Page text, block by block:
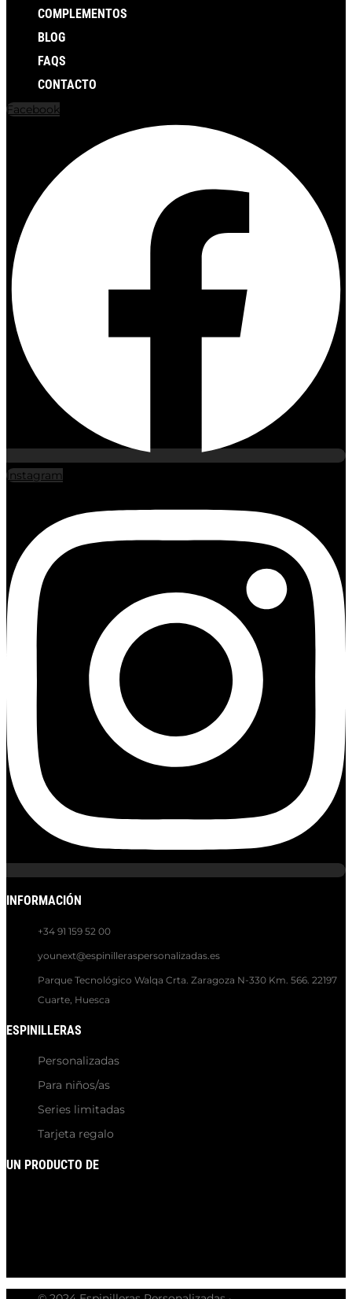
COMPLEMENTOS
BLOG
FAQS
CONTACTO
Facebook
Instagram
INFORMACIÓN
+34 91 159 52 00
younext@espinilleraspersonalizadas.es
Parque Tecnológico Walqa Crta. Zaragoza N-330 Km. 566. 22197
Cuarte, Huesca
ESPINILLERAS
Personalizadas
Para niños/as
Series limitadas
Tarjeta regalo
UN PRODUCTO DE